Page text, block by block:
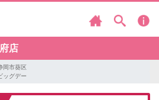
店
岡市葵区
ッグデー